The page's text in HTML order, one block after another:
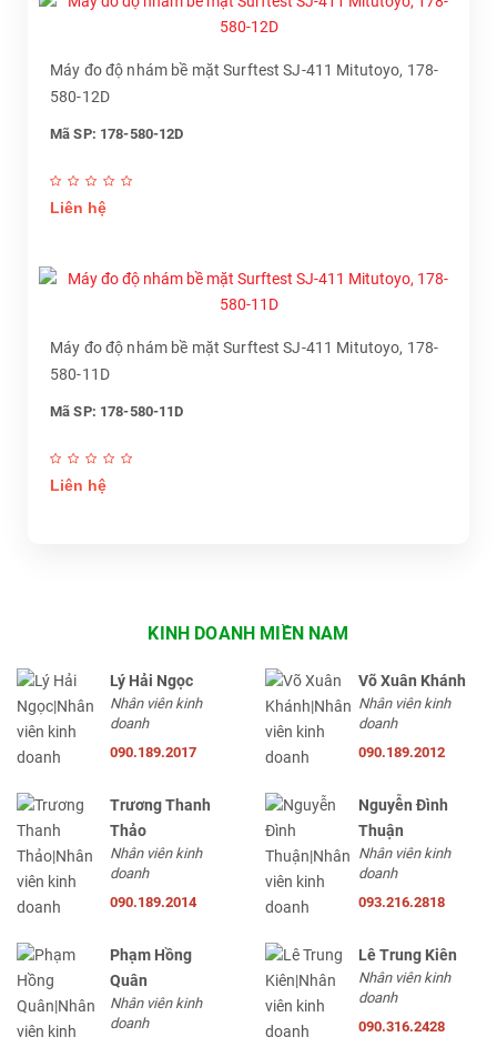
Máy đo độ nhám bề mặt Surftest SJ-411 Mitutoyo, 178-
580-12D
Mã SP: 178-580-12D
Liên hệ
Máy đo độ nhám bề mặt Surftest SJ-411 Mitutoyo, 178-
580-11D
Mã SP: 178-580-11D
Liên hệ
KINH DOANH MIỀN NAM
Lý Hải Ngọc
Nhân viên kinh
doanh
090.189.2017
Võ Xuân Khánh
Nhân viên kinh
doanh
090.189.2012
Trương Thanh
Thảo
Nhân viên kinh
doanh
090.189.2014
Nguyễn Đình
Thuận
Nhân viên kinh
doanh
093.216.2818
Phạm Hồng
Quân
Nhân viên kinh
doanh
Lê Trung Kiên
Nhân viên kinh
doanh
090.316.2428